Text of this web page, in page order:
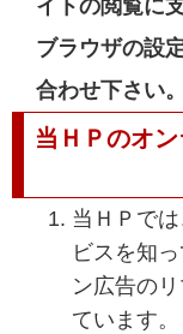
イトの閲覧に
ブラウザの設
合わせ下さい。
当ＨＰのオ
当ＨＰで
ビスを知
ン広告の
ています。